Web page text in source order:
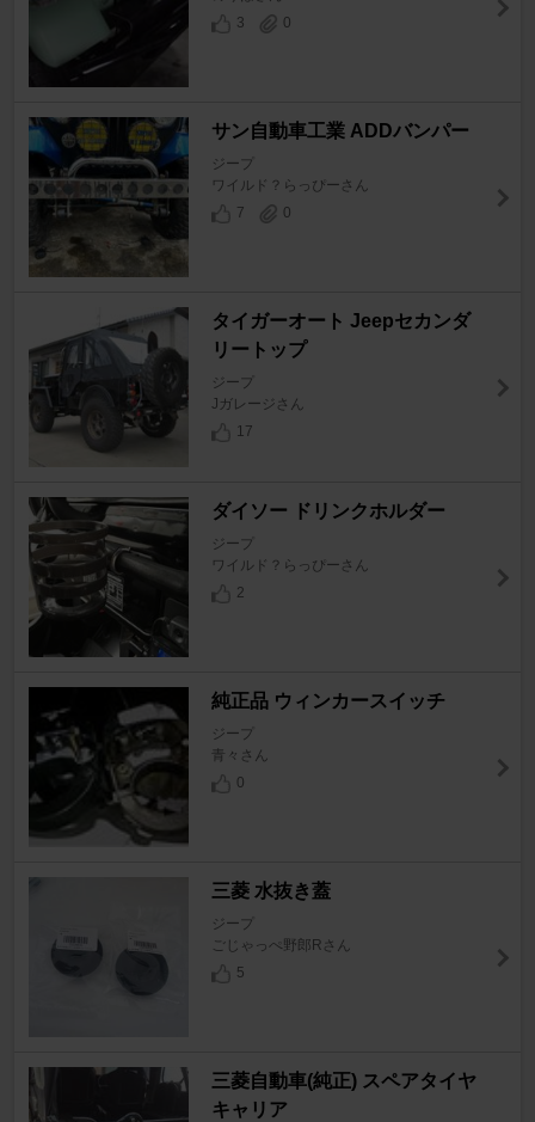
3
0
サン自動車工業 ADDバンパー
ジープ
ワイルド？らっぴーさん
7
0
タイガーオート Jeepセカンダ
リートップ
ジープ
Jガレージさん
17
ダイソー ドリンクホルダー
ジープ
ワイルド？らっぴーさん
2
純正品 ウィンカースイッチ
ジープ
青々さん
0
三菱 水抜き蓋
ジープ
ごじゃっぺ野郎Rさん
5
三菱自動車(純正) スペアタイヤ
キャリア